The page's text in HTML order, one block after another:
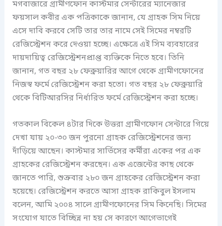
মগবাজারে গ্রামীণফোন কাস্টমার সেন্টারের ম্যানেজার
ফয়সাল কবীর এক পত্রিকাকে জানান, যে গ্রাহক সিম নিয়ে
এসে দাবি করবে সেটি তার তার নামে সেই সিমের নম্বরটি
রেজিস্ট্রেশন করে দেওয়া হচ্ছে। এক্ষেত্রে এই সিম ব্যবহারের
দায়দায়িত্ব রেজিস্ট্রেশনপ্রাপ্ত ব্যক্তিকে নিতে হবে। তিনি
জানান, গত বছর ২৮ ফেব্রুয়ারির আগে থেকে গ্রামীণফোনের
নিজস্ব ফর্মে রেজিস্ট্রেশন করা হতো। গত বছর ২৮ ফেব্রুয়ারি
থেকে বিটিআরসির নির্ধারিত ফর্মে রেজিস্ট্রেশন করা হচ্ছে।
গতকাল বিকেল ৪টার দিকে উত্তরা গ্রামীণফোন সেন্টারে গিয়ে
দেখা যায় ২০-৩০ জন পুরনো গ্রাহক রেজিস্ট্রেশনের জন্য
দাঁড়িয়ে আছেন। কাস্টমার সার্ভিসের কর্মীরা একের পর এক
গ্রাহকের রেজিস্ট্রেশন করছেন। এক এজেন্টের কাছ থেকে
জানতে পারি, শুক্রবার ২৮০ জন গ্রাহকের রেজিস্ট্রেশন করা
হয়েছে। রেজিস্ট্রেশন করতে আসা গ্রাহক রাকিবুল ইসলাম
বলেন, আমি ২০০৪ সালে গ্রামীণফোনের সিম কিনেছি। সিমের
সংযোগ যাতে বিচ্ছিন্ন না হয় সে কারণে আগেভাগেই